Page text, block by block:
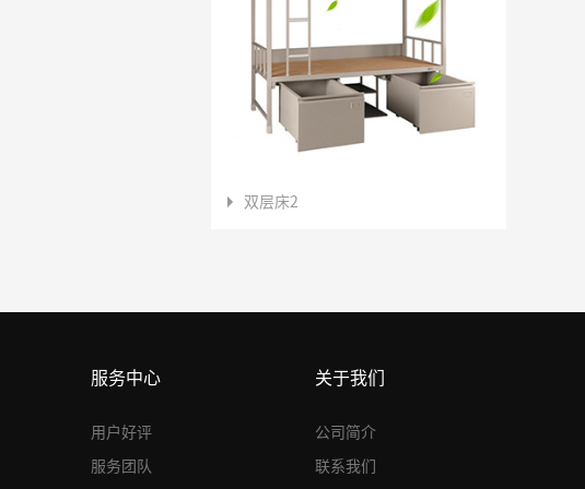
双层床2
服务中心
用户好评
服务团队
关于我们
公司简介
联系我们